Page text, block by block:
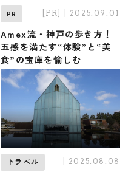
PR [PR] | 2025.09.01
Amex流・神戸の歩き方！
五感を満たす“体験”と“美
食”の宝庫を愉しむ
トラベル | 2025.08.08